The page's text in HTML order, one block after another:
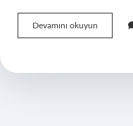
Devamını okuyun
Kırmak